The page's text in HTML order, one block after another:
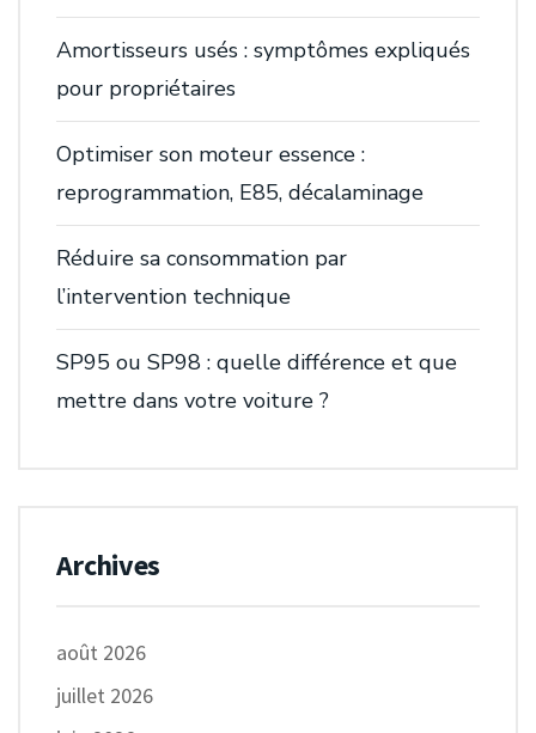
Amortisseurs usés : symptômes expliqués
pour propriétaires
Optimiser son moteur essence :
reprogrammation, E85, décalaminage
Réduire sa consommation par
l’intervention technique
SP95 ou SP98 : quelle différence et que
mettre dans votre voiture ?
Archives
août 2026
juillet 2026